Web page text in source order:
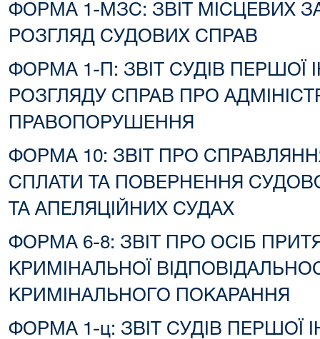
ФОРМА 1-МЗС: ЗВІТ МІСЦЕВИХ
РОЗГЛЯД СУДОВИХ СПРАВ
ФОРМА 1-П: ЗВІТ СУДІВ ПЕРШОЇ
РОЗГЛЯДУ СПРАВ ПРО
ПРАВОПОРУШЕННЯ
ФОРМА 10: ЗВІТ ПРО
СПЛАТИ ТА ПОВЕРНЕННЯ
ТА АПЕЛЯЦІЙНИХ СУДАХ
ФОРМА 6-8: ЗВІТ ПРО ОСІБ
КРИМІНАЛЬНОЇ
КРИМІНАЛЬНОГО ПОКАРАННЯ
ФОРМА 1-ц: ЗВІТ СУДІВ ПЕРШОЇ